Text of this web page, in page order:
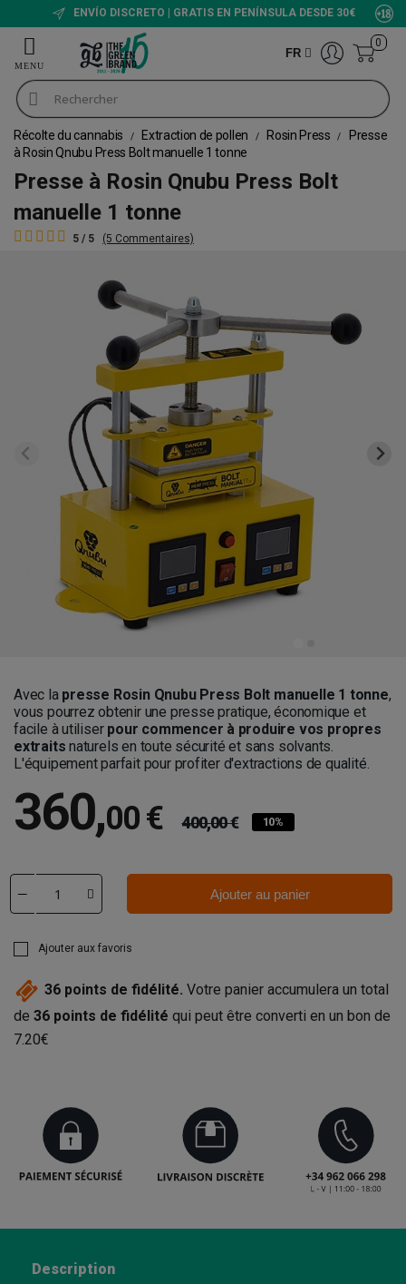
ENVÍO DISCRETO | GRATIS EN PENÍNSULA DESDE 30€
FR
0
Récolte du cannabis Extraction de pollen Rosin Press
Presse
à Rosin Qnubu Press Bolt manuelle 1 tonne
Presse à Rosin Qnubu Press Bolt
manuelle 1 tonne
5 / 5 (5 Commentaires)
Avec la presse Rosin Qnubu Press Bolt manuelle 1 tonne,
vous pourrez obtenir une presse pratique, économique et
facile à utiliser pour commencer à produire vos propres
extraits naturels en toute sécurité et sans solvants.
L'équipement parfait pour profiter d'extractions de qualité.
360,00 € 400,00 € 10%
Ajouter au panier
Ajouter aux favoris
36 points de fidélité. Votre panier accumulera un total
de 36 points de fidélité qui peut être converti en un bon de
7.20€
Description